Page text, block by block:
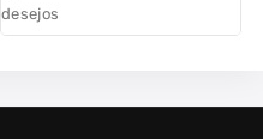
desejos